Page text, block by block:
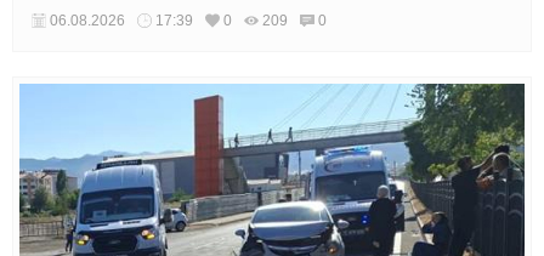
kısa sürede ulaşılmasını sağlaması hedefleniyor.
06.08.2026 17:39 0 209 0